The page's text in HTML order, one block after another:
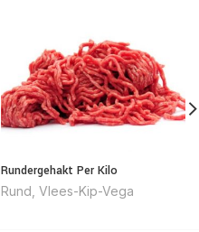
Rundergehakt Per Kilo
Rund Vlees-Kip-Vega